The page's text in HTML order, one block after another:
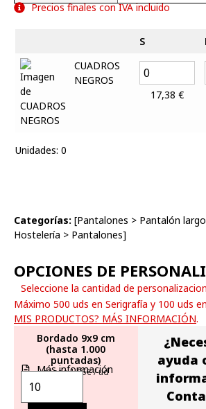
Precios finales con IVA incluido
S
CUADROS
NEGROS
17,38 €
Unidades: 0
Categorías: [Pantalones > Pantalón largo
Hostelería > Pantalones]
OPCIONES DE
Seleccione la cantidad de
Máximo 500 uds en Serigrafía y 100 uds
MIS PRODUCTOS? MÁS INFORMACIÓN.
Bordado 9x9 cm
(hasta 1.000
puntadas)
desde 1,95€ / ud
Más información
ayuda